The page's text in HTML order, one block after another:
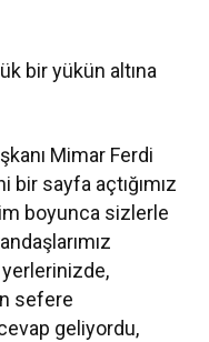
bir yükün altına
Mimar Ferdi
bir sayfa açtığımız
boyunca sizlerle
sefere
geliyordu,